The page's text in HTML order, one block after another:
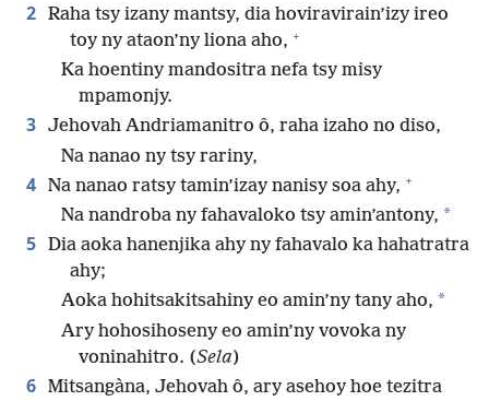
2 Raha tsy izany mantsy, dia hoviravirain’izy ireo
toy ny ataon’ny liona aho, +
Ka hoentiny mandositra nefa tsy misy
mpamonjy.
3 Jehovah Andriamanitro ô, raha izaho no diso,
Na nanao ny tsy rariny,
4 Na nanao ratsy tamin’izay nanisy soa ahy, +
Na nandroba ny fahavaloko tsy amin’antony, *
5 Dia aoka hanenjika ahy ny fahavalo ka hahatratra
ahy;
Aoka hohitsakitsahiny eo amin’ny tany aho, *
Ary hohosihoseny eo amin’ny vovoka ny
voninahitro. (Sela)
6 Mitsangàna, Jehovah ô, ary asehoy hoe tezitra